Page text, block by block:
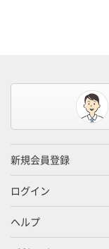
新規会員登録
ログイン
ヘルプ